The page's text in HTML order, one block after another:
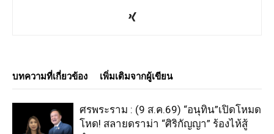
บทความที่เกี่ยวข้อง เพิ่มเติมจากผู้เขียน
ศรพระราม : (9 ส.ค.69) “อนุทิน”เปิดโหมด
โหด! สลายดราม่า “ศิริกัญญา” ร้องไห้สู้